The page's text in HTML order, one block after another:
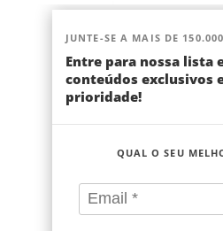
JUNTE-SE A MAIS DE
Entre para nossa lista
conteúdos exclusivos
prioridade!
QUAL O SEU